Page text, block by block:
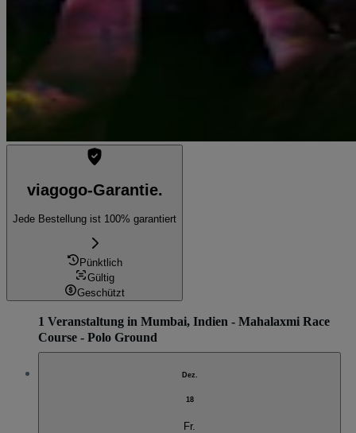
viagogo-Garantie.
Jede Bestellung ist 100% garantiert
Pünktlich
Gültig
Geschützt
1 Veranstaltung in Mumbai, Indien - Mahalaxmi Race
Course - Polo Ground
Dez.
18
Fr.